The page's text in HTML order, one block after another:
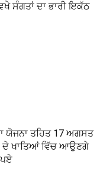
ਸੰਗਤਾਂ ਦਾ ਭਾਰੀ ਇਕੱਠ
ਯੋਜਨਾ ਤਹਿਤ 17 ਅਗਸਤ
ਦੇ ਖਾਤਿਆਂ ਵਿੱਚ ਆਉਣਗੇ